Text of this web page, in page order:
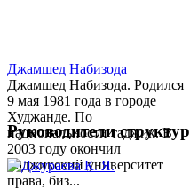
Джамшед Набизода
Джамшед Набизода. Родился
9 мая 1981 года в городе
Худжанде. По
национальности таджик. В
2003 году окончил
Таджикский университет
права, биз...
Руководители структур